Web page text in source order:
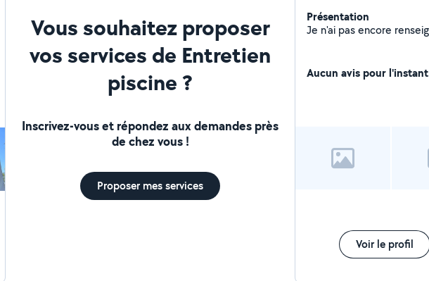
Vous souhaitez proposer
vos services de Entretien
piscine ?
Inscrivez-vous et répondez aux demandes près
de chez vous !
Proposer mes services
Présentation
Aucun avis pour l'instant
Voir le profil